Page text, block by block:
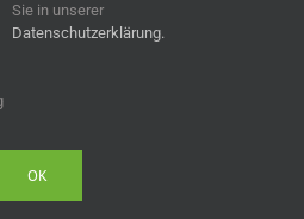
Sie in unserer
Datenschutzerklärung.
OK